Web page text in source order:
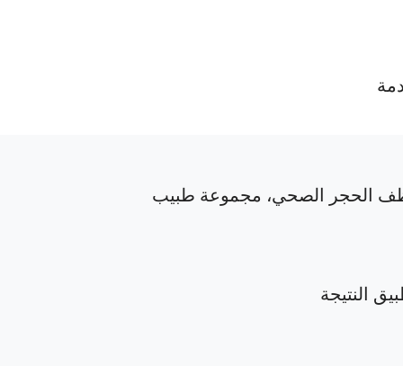
الحجر الصحي، مجموعة طبيب
النتيجة